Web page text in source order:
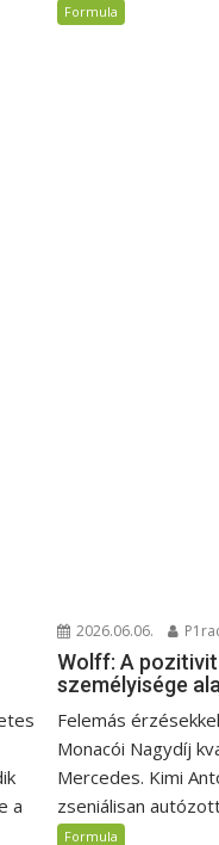
Formula
a
2026.06.06.
Wolff: A
személyisége
Felemás
Monacói Nagydíj
Mercedes. Kimi
zseniálisan
Formula